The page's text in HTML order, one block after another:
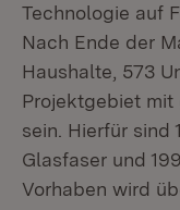
Technologie auf
Nach Ende der
Haushalte, 573
Projektgebiet
sein. Hierfür sind
Glasfaser und
Vorhaben wird